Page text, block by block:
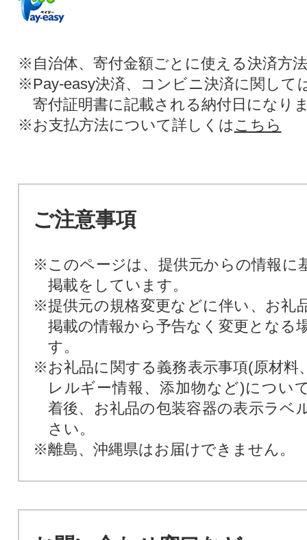
※自治体、寄付金額ごとに使える決済方
※Pay-easy決済、コンビニ決済に関して
寄付証明書に記載される納付日になり
※お支払方法について詳しくは こちら
ご注意事項
※このページは、提供元からの情報に
掲載をしています。
※提供元の規格変更などに伴い、お礼
掲載の情報から予告なく変更となる
す。
※お礼品に関する義務表示事項(原材料
レルギー情報、添加物など)につい
着後、お礼品の包装容器の表示ラベ
さい。
※離島、沖縄県はお届けできません。